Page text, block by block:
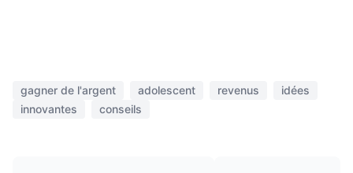
gagner de l'argent adolescent revenus
idées
innovantes
conseils